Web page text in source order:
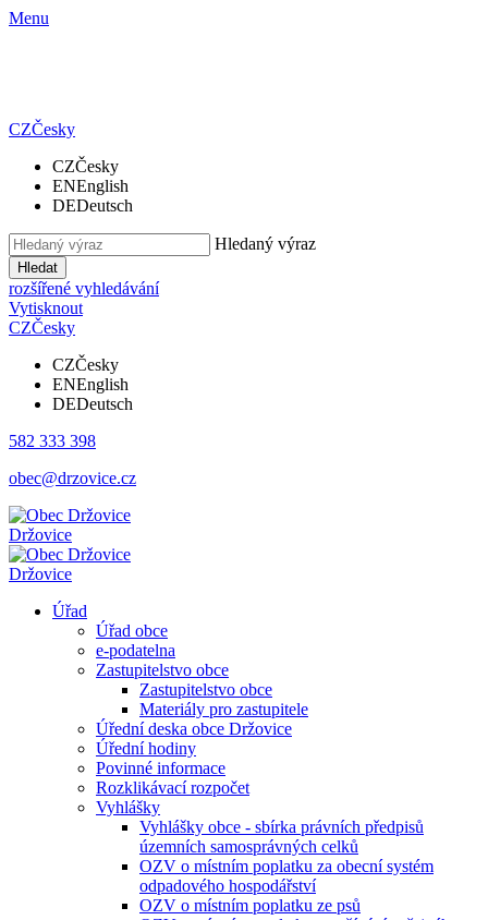
Menu
CZČesky
CZČesky
ENEnglish
DEDeutsch
Hledaný výraz
Hledat
rozšířené vyhledávání
Vytisknout
CZČesky
CZČesky
ENEnglish
DEDeutsch
582 333 398
obec@drzovice.cz
Držovice
Držovice
Úřad
Úřad obce
e-podatelna
Zastupitelstvo obce
Zastupitelstvo obce
Materiály pro zastupitele
Úřední deska obce Držovice
Úřední hodiny
Povinné informace
Rozklikávací rozpočet
Vyhlášky
Vyhlášky obce - sbírka právních předpisů
územních samosprávných celků
OZV o místním poplatku za obecní systém
odpadového hospodářství
OZV o místním poplatku ze psů